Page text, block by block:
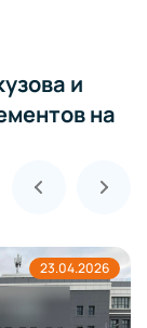
и
на